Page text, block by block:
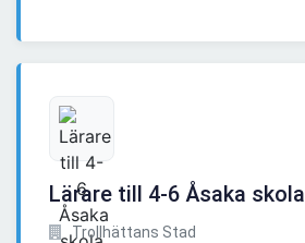
Lärare till 4-6 Åsaka skola
Trollhättans Stad